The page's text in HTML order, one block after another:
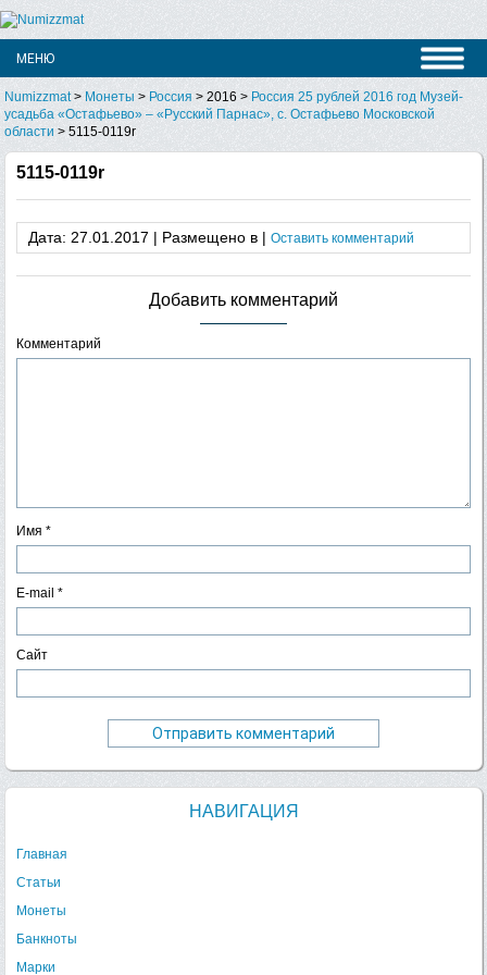
Numizzmat > Монеты > Россия >2016 > Россия 25 рублей 2016 год Музей-
усадьба «Остафьево» – «Русский Парнас», с. Остафьево Московской
области >5115-0119r
5115-0119r
Дата: 27.01.2017 | Размещено в |Оставить комментарий
Добавить комментарий
Комментарий
Имя*
E-mail*
Сайт
НАВИГАЦИЯ
Главная
Статьи
Монеты
Банкноты
Марки